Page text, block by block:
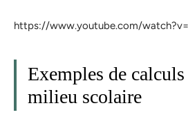
https://www.youtube.com/
Exemples de
milieu scolaire